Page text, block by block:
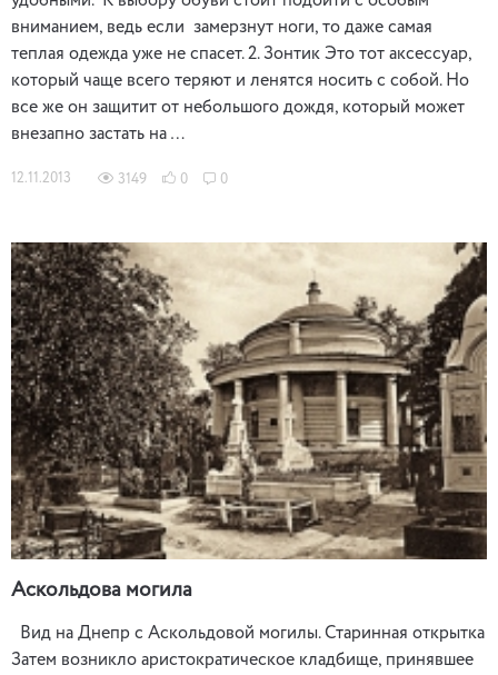
вниманием, ведь если замерзнут ноги, то даже самая
теплая одежда уже не спасет. 2. Зонтик Это тот аксессуар,
который чаще всего теряют и ленятся носить с собой. Но
все же он защитит от небольшого дождя, который может
внезапно застать на …
12.11.2013 3149 0 0
Аскольдова могила
Вид на Днепр с Аскольдовой могилы. Старинная открытка
Затем возникло аристократическое кладбище, принявшее